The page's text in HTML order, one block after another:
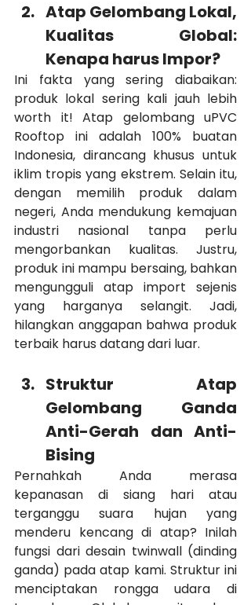
Atap Gelombang Lokal,
Kualitas Global:
Kenapa harus Impor?
Ini fakta yang sering diabaikan:
produk lokal sering kali jauh lebih
worth it! Atap gelombang uPVC
Rooftop ini adalah 100% buatan
Indonesia, dirancang khusus untuk
iklim tropis yang ekstrem. Selain itu,
dengan memilih produk dalam
negeri, Anda mendukung kemajuan
industri nasional tanpa perlu
mengorbankan kualitas. Justru,
produk ini mampu bersaing, bahkan
mengungguli atap import sejenis
yang harganya selangit. Jadi,
hilangkan anggapan bahwa produk
terbaik harus datang dari luar.
Struktur Atap
Gelombang Ganda
Anti-Gerah dan Anti-
Bising
Pernahkah Anda merasa
kepanasan di siang hari atau
terganggu suara hujan yang
menderu kencang di atap? Inilah
fungsi dari desain twinwall (dinding
ganda) pada atap kami. Struktur ini
menciptakan rongga udara di